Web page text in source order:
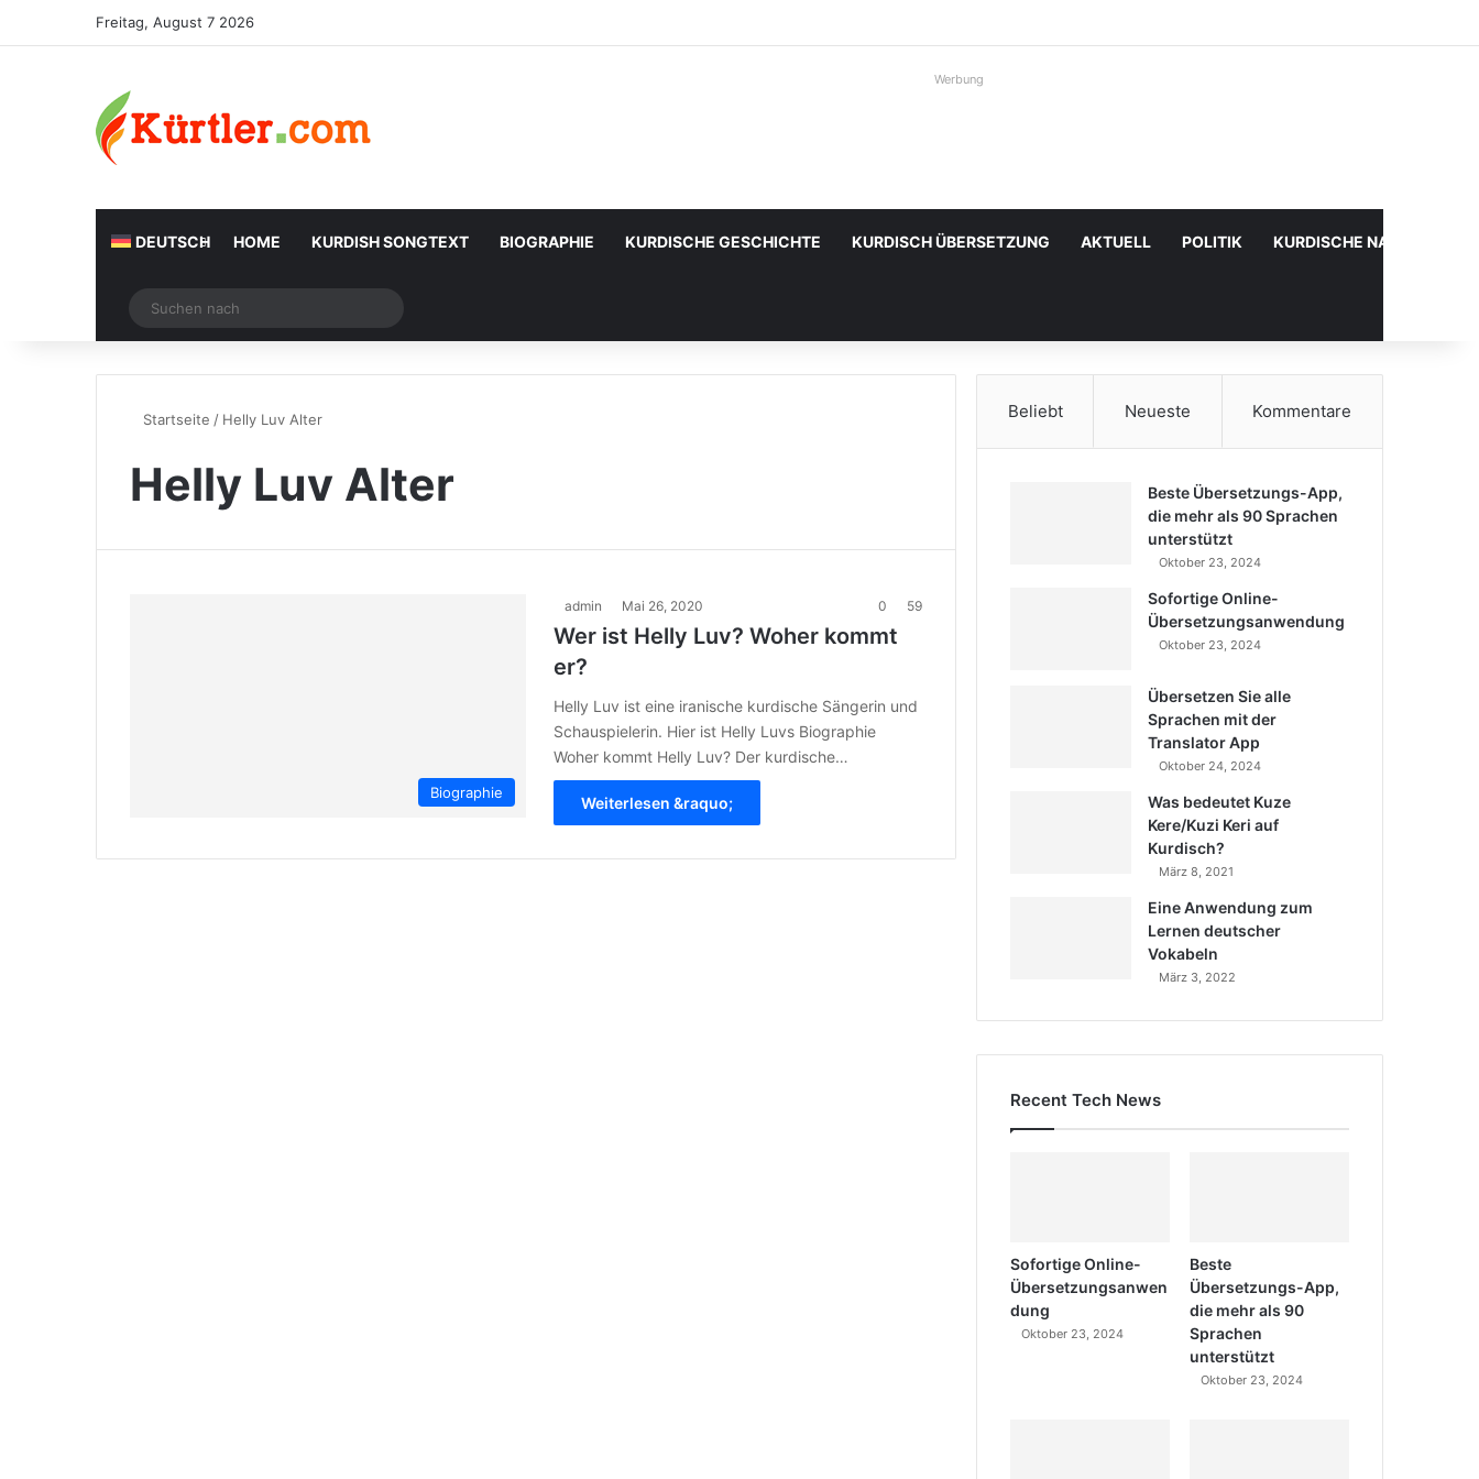
Freitag, August 7 2026
Werbung
DEUTSCH HOME KURDISH SONGTEXT BIOGRAPHIE KURDISCHE GESCHICHTE KURDISCH ÜBERSETZUNG AKTUELL POLITIK KURDISCHE
Zufälliger Artikel
nach
Startseite / Helly Luv Alter
Helly Luv Alter
Biographie
admin Mai 26, 2020 0 59
Wer ist Helly Luv? Woher kommt
er?
Helly Luv ist eine iranische kurdische Sängerin und
Schauspielerin. Hier ist Helly Luvs Biographie
Woher kommt Helly Luv? Der kurdische…
Weiterlesen &raquo;
Beliebt Neueste Kommentare
Beste Übersetzungs-App,
die mehr als 90 Sprachen
unterstützt
Oktober 23, 2024
Sofortige Online-
Übersetzungsanwendung
Oktober 23, 2024
Übersetzen Sie alle
Sprachen mit der
Translator App
Oktober 24, 2024
Was bedeutet Kuze
Kere/Kuzi Keri auf
Kurdisch?
März 8, 2021
Eine Anwendung zum
Lernen deutscher
Vokabeln
März 3, 2022
Recent Tech News
Sofortige Online-
Übersetzungsanwen
dung
Oktober 23, 2024
Beste
Übersetzungs-App,
die mehr als 90
Sprachen
unterstützt
Oktober 23, 2024